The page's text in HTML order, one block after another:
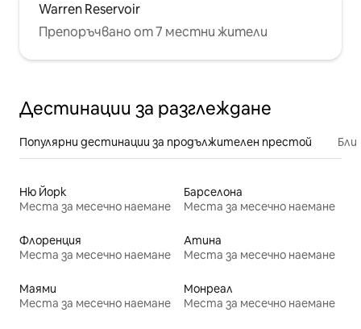
Warren Reservoir
Препоръчвано от 7 местни жители
Дестинации за разглеждане
Популярни дестинации за продължителен престой
Ню Йорк
Места за месечно наемане
Барселона
Места за месечно наемане
Флоренция
Места за месечно наемане
Атина
Места за месечно наемане
Маями
Места за месечно наемане
Монреал
Места за месечно наемане